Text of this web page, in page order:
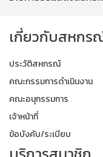
เกี่ยวกับสหกร
ประวัติสหกรณ์
คณะกรรมการดำเนินงาน
คณะอนุกรรมการ
เจ้าหน้าที่
ข้อบังคับ/ระเบียบ